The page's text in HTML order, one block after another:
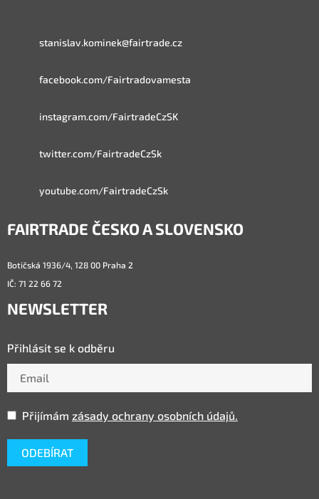
stanislav.kominek@fairtrade.cz
facebook.com/Fairtradovamesta
instagram.com/FairtradeCzSK
twitter.com/FairtradeCzSk
youtube.com/FairtradeCzSk
FAIRTRADE ČESKO A SLOVENSKO
Botičská 1936/4, 128 00 Praha 2
IČ: 71 22 66 72
NEWSLETTER
Přihlásit se k odběru
Přijímám zásady ochrany osobních údajů.